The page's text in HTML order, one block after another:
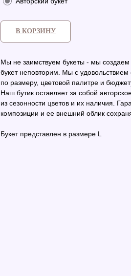
В КОРЗИНУ
Мы не заимствуем букеты - мы
букет неповторим. Мы с
по размеру, цветовой палитре и
Наш бутик оставляет за собой
из сезонности цветов и их наличия.
композиции и ее внешний облик
Букет представлен в размере L